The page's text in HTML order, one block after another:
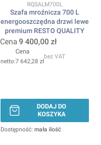
Kod produktu
RQSALM700L
Szafa mroźnicza 700 L
energooszczędna drzwi lewe
premium RESTO QUALITY
Cena 9 400,00 zł
Cena
7 642,28 zł
bez VAT
DODAJ DO
KOSZYKA
Dostępność: mała ilość